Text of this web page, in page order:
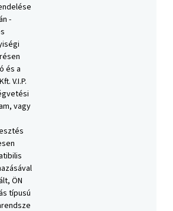
-
és a
V.I.P.
vagy
ÖN
típusú